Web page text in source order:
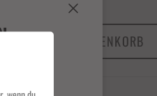
IN DEN WARENKORB
Schließen